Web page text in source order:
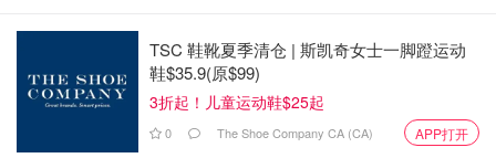
TSC 鞋靴夏季清仓 | 斯凯奇女士一脚蹬运动
鞋$35.9(原$99)
3折起！儿童运动鞋$25起
0 The Shoe Company CA (CA) APP打开